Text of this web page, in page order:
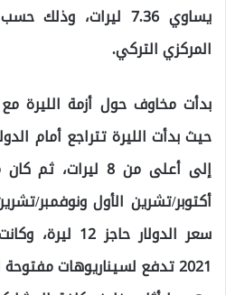
يساوي 7.36 ليرات،
المركزي التركي.
حيث بدأت الليرة تتراجع أمام
إلى أعلى من 8
سعر الدولار
2021 تدفع لسيناريوهات